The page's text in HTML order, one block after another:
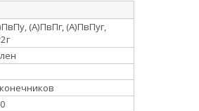
(А)ПвПг, (А)ПвПуг,